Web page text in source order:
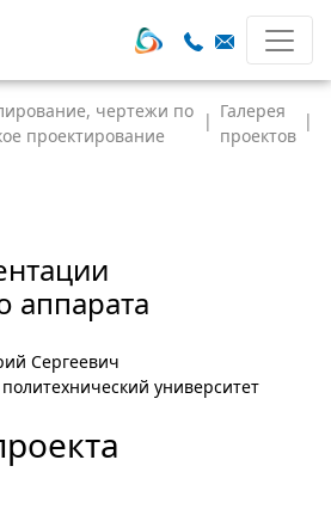
чертежи по
проектирование
| Галерея
проектов
|
аппарата
Сергеевич
университет